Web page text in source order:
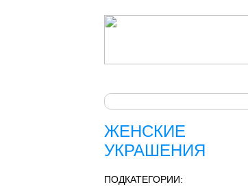
ЖЕНСКИЕ
УКРАШЕНИЯ
ПОДКАТЕГОРИИ: